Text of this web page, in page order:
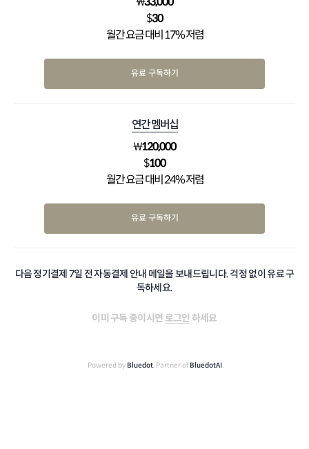
$30
월간 요금 대비 17% 저렴
유료 구독하기
연간 멤버십
₩120,000
$100
월간 요금 대비 24% 저렴
유료 구독하기
다음 정기결제 7일 전 자동결제 안내 메일을 보내드립니다. 걱정 없이 유료 구
독하세요.
이미 구독 중이시면 로그인 하세요
Powered by Bluedot, Partner of BluedotAI